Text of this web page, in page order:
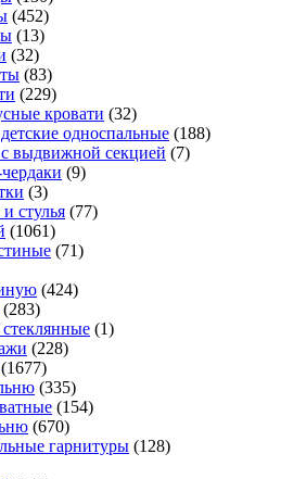
(452)
(13)
(32)
(83)
(229)
кровати (32)
односпальные (188)
выдвижной секцией (7)
(9)
(3)
стулья (77)
(1061)
(71)
(424)
(283)
(1)
(228)
(1677)
(335)
(154)
(670)
гарнитуры (128)